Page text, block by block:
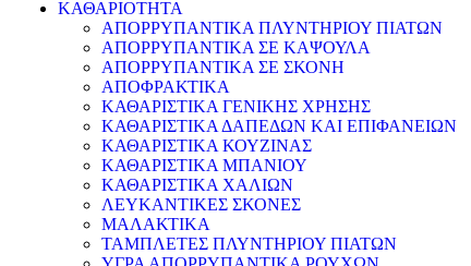
ΚΑΘΑΡΙΟΤΗΤΑ
ΑΠΟΡΡΥΠΑΝΤΙΚΑ ΠΛΥΝΤΗΡΙΟΥ ΠΙΑΤΩΝ
ΑΠΟΡΡΥΠΑΝΤΙΚΑ ΣΕ ΚΑΨΟΥΛΑ
ΑΠΟΡΡΥΠΑΝΤΙΚΑ ΣΕ ΣΚΟΝΗ
ΑΠΟΦΡΑΚΤΙΚΑ
ΚΑΘΑΡΙΣΤΙΚΑ ΓΕΝΙΚΗΣ ΧΡΗΣΗΣ
ΚΑΘΑΡΙΣΤΙΚΑ ΔΑΠΕΔΩΝ ΚΑΙ ΕΠΙΦΑΝΕΙΩΝ
ΚΑΘΑΡΙΣΤΙΚΑ ΚΟΥΖΙΝΑΣ
ΚΑΘΑΡΙΣΤΙΚΑ ΜΠΑΝΙΟΥ
ΚΑΘΑΡΙΣΤΙΚΑ ΧΑΛΙΩΝ
ΛΕΥΚΑΝΤΙΚΕΣ ΣΚΟΝΕΣ
ΜΑΛΑΚΤΙΚΑ
ΤΑΜΠΛΕΤΕΣ ΠΛΥΝΤΗΡΙΟΥ ΠΙΑΤΩΝ